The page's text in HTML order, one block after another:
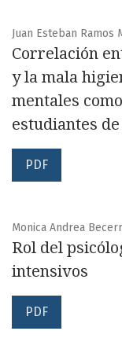
Juan Esteban Ramos
Correlación
y la mala
mentales
estudiantes
PDF
Monica Andrea
Rol del
intensivos
PDF